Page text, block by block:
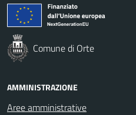
Comune di Orte
AMMINISTRAZIONE
Aree amministrative